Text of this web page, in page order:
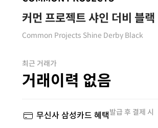
커먼 프로젝트 샤인 더비 블랙
Common Projects Shine Derby Black
최근 거래가
거래이력 없음
무신사 삼성카드 혜택발급 후 결제 시